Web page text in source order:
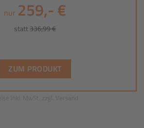
nur 259,- €
statt336,99 €
ZUM PRODUKT